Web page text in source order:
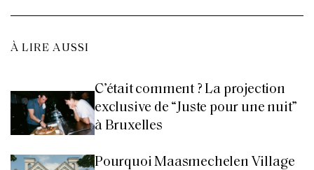
À LIRE AUSSI
C’était comment ? La projection
exclusive de “Juste pour une nuit”
à Bruxelles
Pourquoi Maasmechelen Village